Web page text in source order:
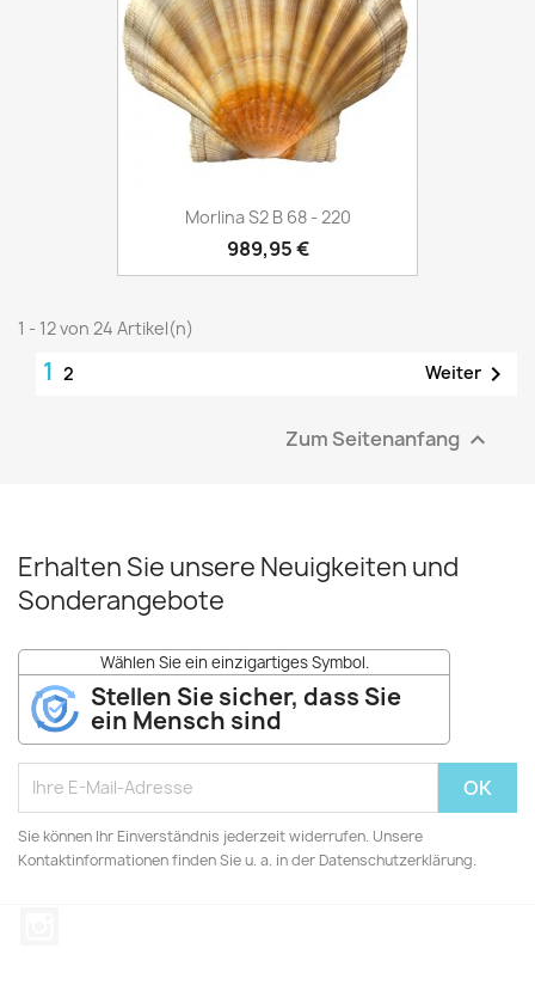
Morlina S2 B 68 - 220
989,95 €
1 - 12 von 24 Artikel(n)
1 2 Weiter 
Zum Seitenanfang 
Erhalten Sie unsere Neuigkeiten und
Sonderangebote
Wählen Sie ein einzigartiges Symbol.
Stellen Sie sicher, dass Sie
ein Mensch sind
Sie können Ihr Einverständnis jederzeit widerrufen. Unsere
Kontaktinformationen finden Sie u. a. in der Datenschutzerklärung.